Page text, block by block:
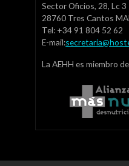
Sector Oficios, 28, Lc 3
28760 Tres Cantos
Tel: +34 91 804 52 62
E-mail:
La AEHH es miembro